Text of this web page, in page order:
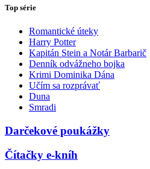
Top série
Romantické úteky
Harry Potter
Kapitán Stein a Notár Barbarič
Denník odvážneho bojka
Krimi Dominika Dána
Učím sa rozprávať
Duna
Smradi
Darčekové poukážky
Čítačky e-kníh